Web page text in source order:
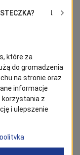
komunalnych
Można ją pić
z Zakładów
po oczyszczeniu
która płynie w